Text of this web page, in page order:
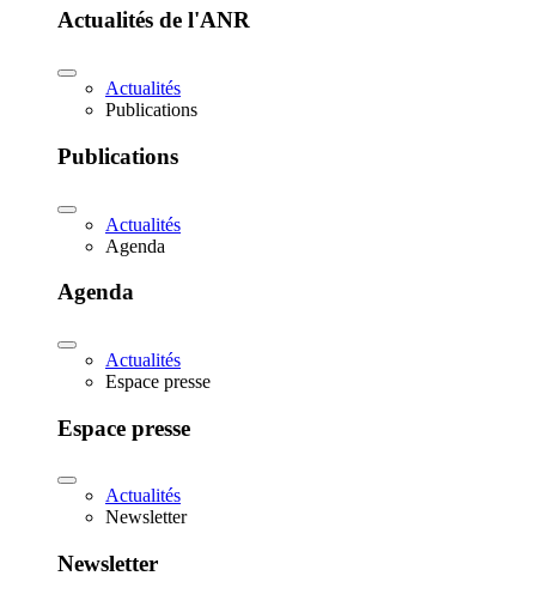
Actualités de l'ANR
Actualités
Publications
Publications
Actualités
Agenda
Agenda
Actualités
Espace presse
Espace presse
Actualités
Newsletter
Newsletter